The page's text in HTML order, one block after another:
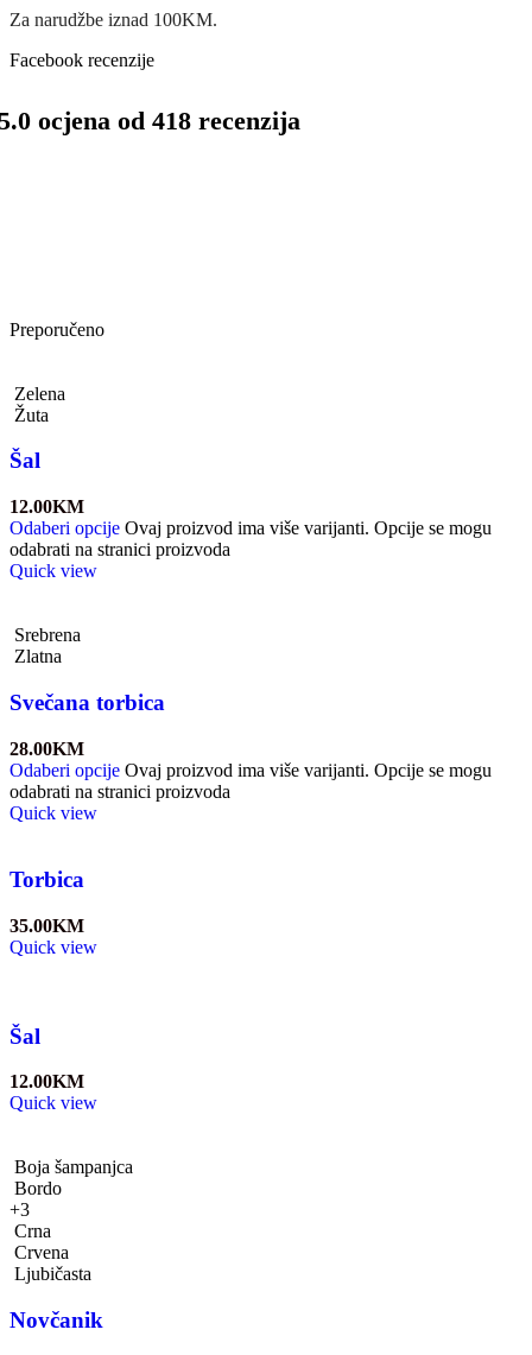
Za narudžbe iznad 100KM.
Facebook recenzije
ocjena od 418 recenzija
Preporučeno
Zelena
Žuta
Šal
12.00KM
Odaberi opcije Ovaj proizvod ima više varijanti. Opcije se mogu
odabrati na stranici proizvoda
Quick view
Srebrena
Zlatna
Svečana torbica
28.00KM
Odaberi opcije Ovaj proizvod ima više varijanti. Opcije se mogu
odabrati na stranici proizvoda
Quick view
Torbica
35.00KM
Quick view
Šal
12.00KM
Quick view
Boja šampanjca
Bordo
+3
Crna
Crvena
Ljubičasta
Novčanik